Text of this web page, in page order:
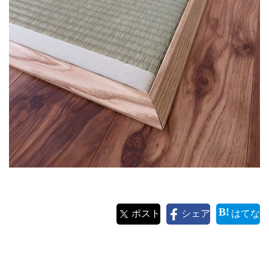
ポスト シェア はてな